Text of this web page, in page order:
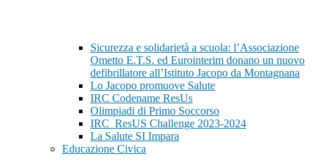
Sicurezza e solidarietà a scuola: l’Associazione
Ometto E.T.S. ed Eurointerim donano un nuovo
defibrillatore all’Istituto Jacopo da Montagnana
Lo Jacopo promuove Salute
IRC Codename ResUs
Olimpiadi di Primo Soccorso
IRC_ResUS Challenge 2023-2024
La Salute SI Impara
Educazione Civica